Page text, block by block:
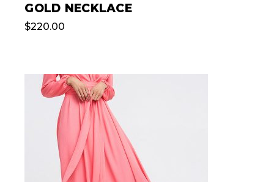
GOLD NECKLACE
$220.00